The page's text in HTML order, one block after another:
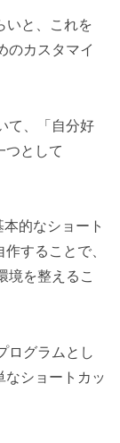
いと、これを
のカスタマイ
て、「自分好
つとして
的なショート
することで、
境を整えるこ
ログラムとし
なショートカッ